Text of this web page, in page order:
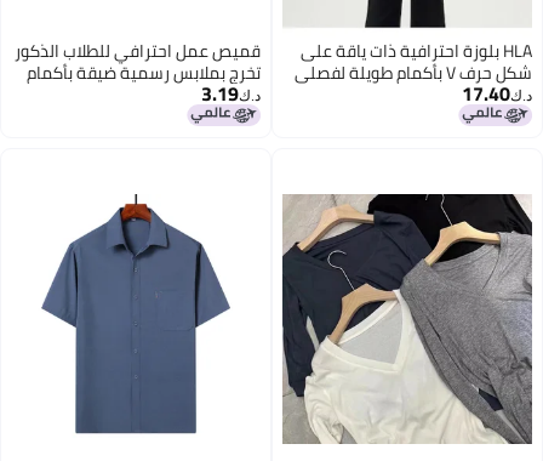
HLA بلوزة احترافية ذات ياقة على
شكل حرف V بأكمام طويلة لفصلي
الربيع والخريف
د.ك‏17.40
5
قميص عمل احترافي للطلاب الذكور
تخرج بملابس رسمية ضيقة بأكمام
طويلة قميص أبيض مقاس كبير
unisex
د.ك‏3.19